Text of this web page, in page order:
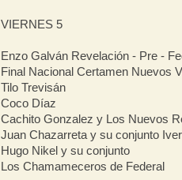
VIERNES 5
Enzo Galván Revelación - Pre -
Final Nacional Certamen Nuevos
Tilo Trevisán
Coco Díaz
Cachito Gonzalez y Los Nuevos
Juan Chazarreta y su conjunto
Hugo Nikel y su conjunto
Los Chamameceros de Federal